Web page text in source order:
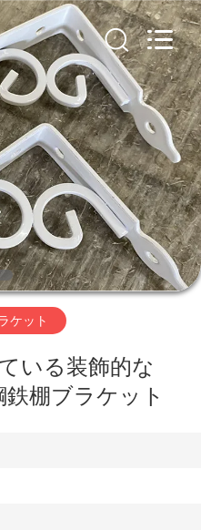
ケット
いる装飾的な
棚ブラケット